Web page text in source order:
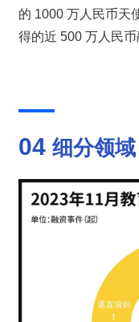
的 1000 万人民币天
得的近 500 万人民币
04 细分领域